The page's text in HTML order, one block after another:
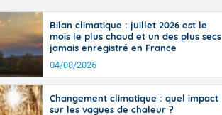
jusque
la Corse.
Pyrénées,
marge de
de la
En soirée,
Bilan climatique : juillet 2026 est le
mois le plus chaud et un des plus secs
jamais enregistré en France
04/08/2026
Changement climatique : quel impact
sur les vagues de chaleur ?